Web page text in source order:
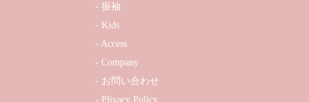
振袖
Kids
Access
Company
お問い合わせ
Plivacy Policy